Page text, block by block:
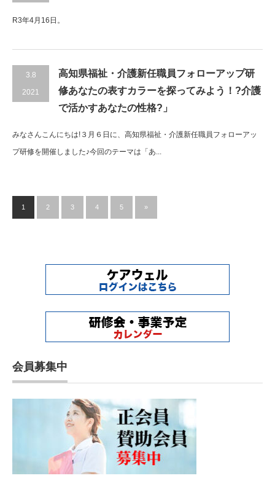
R3年4月16日。
3.8
2021
高知県福祉・介護新任職員フォローアップ研
修あなたの表すカラーを探ってみよう！?介護
で活かすあなたの性格?」
みなさんこんにちは!３月６日に、高知県福祉・介護新任職員フォローアッ
プ研修を開催しました♪今回のテーマは「あ...
1 2 3 4 5 »
会員募集中